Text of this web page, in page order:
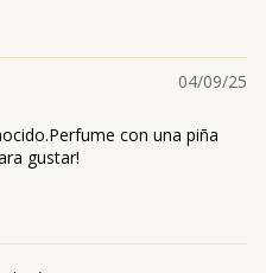
04/09/25
con una piña
gustar!